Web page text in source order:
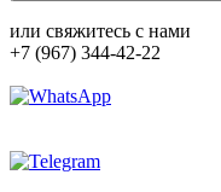
или свяжитесь с нами
+7 (967) 344-42-22